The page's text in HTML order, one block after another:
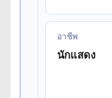
อาชีพ
นักแสดง